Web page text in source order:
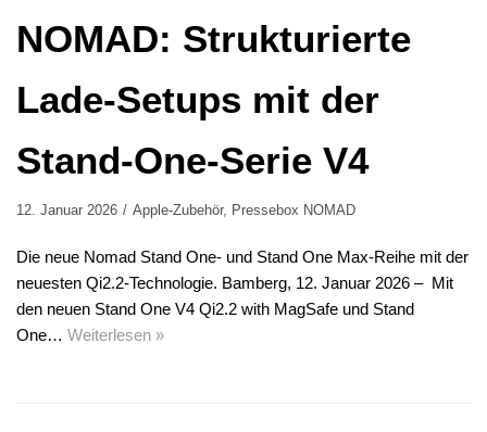
NOMAD: Strukturierte
Lade-Setups mit der
Stand-One-Serie V4
12. Januar 2026 Apple-Zubehör, Pressebox NOMAD
Die neue Nomad Stand One- und Stand One Max-Reihe mit der
neuesten Qi2.2-Technologie. Bamberg, 12. Januar 2026 – Mit
den neuen Stand One V4 Qi2.2 with MagSafe und Stand
One… Weiterlesen »